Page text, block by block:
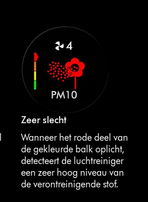
Zeer slecht
Wanneer het rode deel van
de gekleurde balk oplicht,
detecteert de luchtreiniger
een zeer hoog niveau van
de verontreinigende stof.